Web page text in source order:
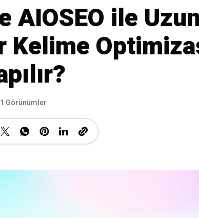
AIOSEO ile
Kelime
Görünümler